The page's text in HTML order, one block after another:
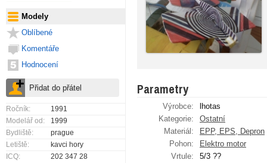
Modely
Oblíbené
Komentáře
Hodnocení
Ročník:
1991
Modelář od:
1999
Bydliště:
prague
Letiště:
kavci hory
ICQ:
202 347 28
Parametry
Výrobce:
lhotas
Kategorie:
Ostatní
Materiál:
EPP, EPS, Depron
Pohon:
Elektro motor
Vrtule:
5/3 ??